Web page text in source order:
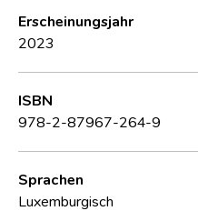
Erscheinungsjahr
2023
ISBN
978-2-87967-264-9
Sprachen
Luxemburgisch